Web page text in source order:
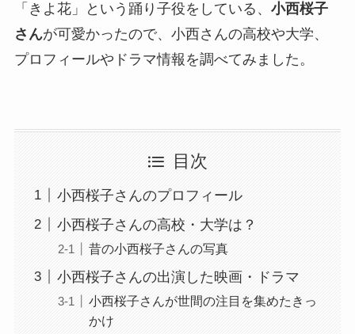
「きよ花」という踊り子役をしている、 小西桜子
さんが可愛かったので、小西さんの高校や大学、
プロフィールやドラマ情報を調べてみました。
目次
小西桜子さんのプロフィール
小西桜子さんの高校・大学は？
昔の小西桜子さんの写真
小西桜子さんの出演した映画・ドラマ
小西桜子さんが世間の注目を集めたきっ
かけ